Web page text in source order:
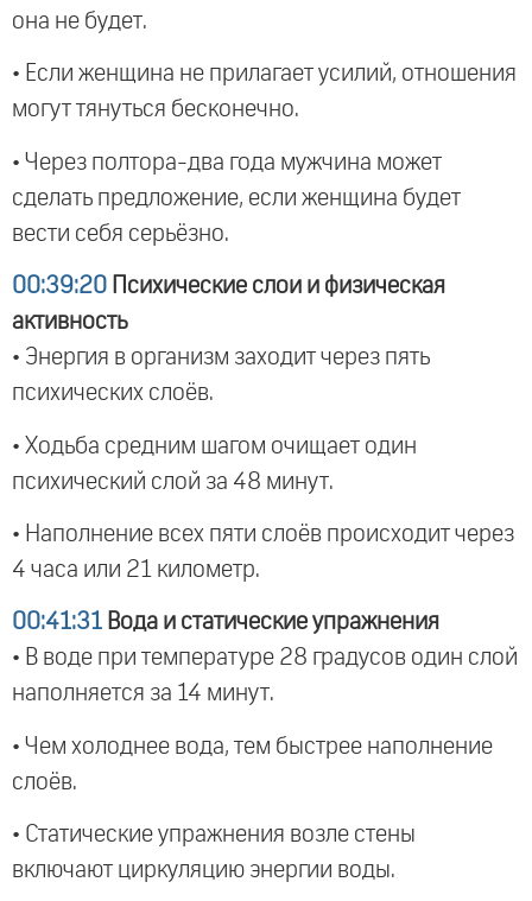
она не будет.
• Если женщина не прилагает усилий, отношения
могут тянуться бесконечно.
• Через полтора-два года мужчина может
сделать предложение, если женщина будет
вести себя серьёзно.
00:39:20 Психические слои и физическая
активность
• Энергия в организм заходит через пять
психических слоёв.
• Ходьба средним шагом очищает один
психический слой за 48 минут.
• Наполнение всех пяти слоёв происходит через
4 часа или 21 километр.
00:41:31 Вода и статические упражнения
• В воде при температуре 28 градусов один слой
наполняется за 14 минут.
• Чем холоднее вода, тем быстрее наполнение
слоёв.
• Статические упражнения возле стены
включают циркуляцию энергии воды.